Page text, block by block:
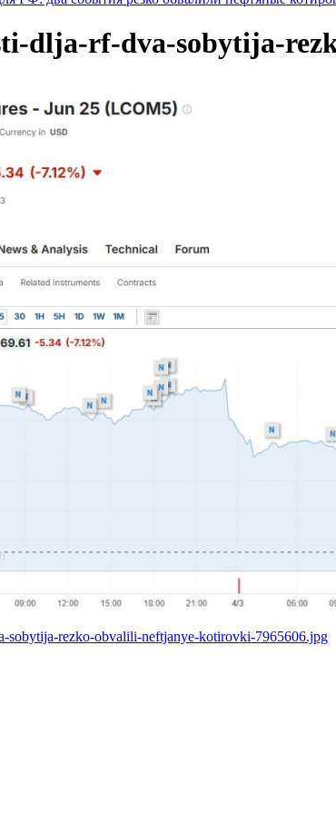
dlja-rf-dva-sobytija-